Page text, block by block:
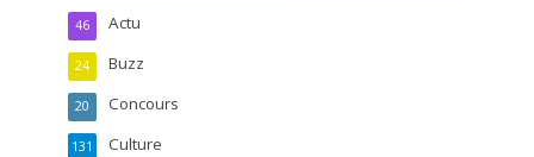
Actu
46
Buzz
24
Concours
20
Culture
131